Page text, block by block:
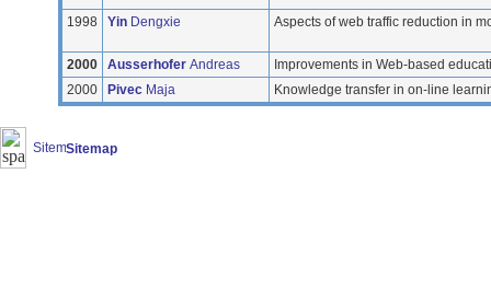
1998 Yin Dengxie Aspects of web traffic reduction in
2000 Ausserhofer Andreas
Improvements in Web-based
2000
Pivec Maja Knowledge transfer in on-line
Sitemap